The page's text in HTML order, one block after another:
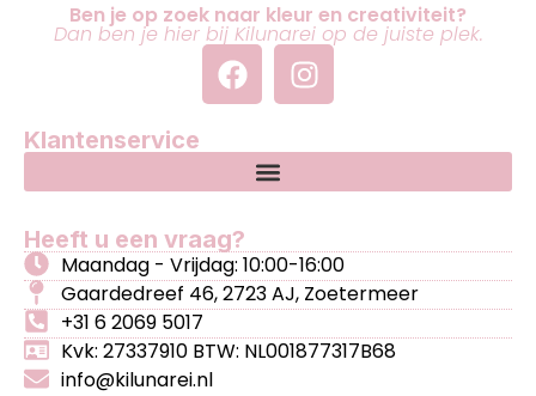
Ben je op zoek naar kleur en creativiteit?
Dan ben je hier bij Kilunarei op de juiste plek.
Klantenservice
Heeft u een vraag?
Maandag - Vrijdag: 10:00-16:00
Gaardedreef 46, 2723 AJ, Zoetermeer
+31 6 2069 5017
Kvk: 27337910 BTW: NL001877317B68
info@kilunarei.nl